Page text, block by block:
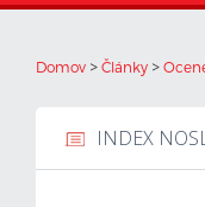
Domov > Články >
INDEX